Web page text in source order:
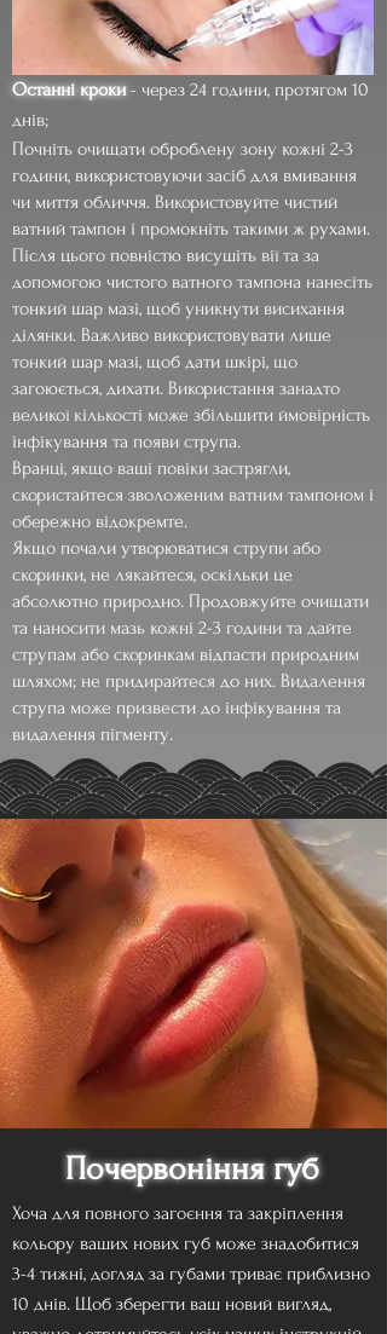
Останні кроки - через 24 години, протягом 10
днів;
Почніть очищати оброблену зону кожні 2-3
години, використовуючи засіб для вмивання
чи миття обличчя. Використовуйте чистий
ватний тампон і промокніть такими ж рухами.
Після цього повністю висушіть вії та за
допомогою чистого ватного тампона нанесіть
тонкий шар мазі, щоб уникнути висихання
ділянки. Важливо використовувати лише
тонкий шар мазі, щоб дати шкірі, що
загоюється, дихати. Використання занадто
великої кількості може збільшити ймовірність
інфікування та появи струпа.
Вранці, якщо ваші повіки застрягли,
скористайтеся зволоженим ватним тампоном і
обережно відокремте.
Якщо почали утворюватися струпи або
скоринки, не лякайтеся, оскільки це
абсолютно природно. Продовжуйте очищати
та наносити мазь кожні 2-3 години та дайте
струпам або скоринкам відпасти природним
шляхом; не придирайтеся до них. Видалення
струпа може призвести до інфікування та
видалення пігменту.
Почервоніння губ
Хоча для повного загоєння та закріплення
кольору ваших нових губ може знадобитися
3-4 тижні, догляд за губами триває приблизно
10 днів. Щоб зберегти ваш новий вигляд,